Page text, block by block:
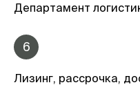
Департамент
6
Лизинг, рассрочка,